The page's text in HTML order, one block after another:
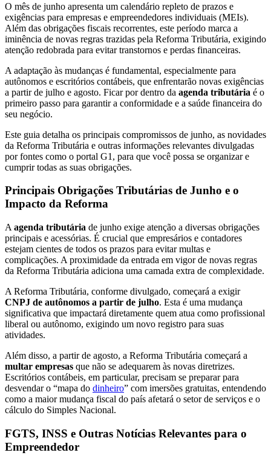
O mês de junho apresenta um calendário repleto de prazos e
exigências para empresas e empreendedores individuais (MEIs).
Além das obrigações fiscais recorrentes, este período marca a
iminência de novas regras trazidas pela Reforma Tributária, exigindo
atenção redobrada para evitar transtornos e perdas financeiras.
A adaptação às mudanças é fundamental, especialmente para
autônomos e escritórios contábeis, que enfrentarão novas exigências
a partir de julho e agosto. Ficar por dentro da agenda tributária é o
primeiro passo para garantir a conformidade e a saúde financeira do
seu negócio.
Este guia detalha os principais compromissos de junho, as novidades
da Reforma Tributária e outras informações relevantes divulgadas
por fontes como o portal G1, para que você possa se organizar e
cumprir todas as suas obrigações.
Principais Obrigações Tributárias de Junho e o
Impacto da Reforma
A agenda tributária de junho exige atenção a diversas obrigações
principais e acessórias. É crucial que empresários e contadores
estejam cientes de todos os prazos para evitar multas e
complicações. A proximidade da entrada em vigor de novas regras
da Reforma Tributária adiciona uma camada extra de complexidade.
A Reforma Tributária, conforme divulgado, começará a exigir
CNPJ de autônomos a partir de julho. Esta é uma mudança
significativa que impactará diretamente quem atua como profissional
liberal ou autônomo, exigindo um novo registro para suas
atividades.
Além disso, a partir de agosto, a Reforma Tributária começará a
multar empresas que não se adequarem às novas diretrizes.
Escritórios contábeis, em particular, precisam se preparar para
desvendar o “mapa do dinheiro” com imersões gratuitas, entendendo
como a maior mudança fiscal do país afetará o setor de serviços e o
cálculo do Simples Nacional.
FGTS, INSS e Outras Notícias Relevantes para o
Empreendedor